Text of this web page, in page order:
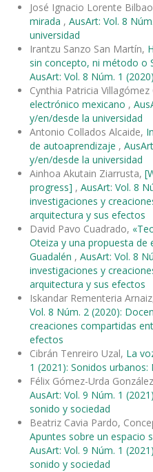
José Ignacio Lorente
mirada , AusArt: Vol. 8
universidad
Irantzu Sanzo San Martín,
sin concepto, ni método o
AusArt: Vol. 8 Núm. 1
Cynthia Patricia Villagómez
electrónico mexicano ,
y/en/desde la universidad
Antonio Collados Alcaide,
de autoaprendizaje ,
y/en/desde la universidad
Ainhoa Akutain Ziarrusta,
progress] , AusArt: Vol. 8
investigaciones y
arquitectura y sus efectos
David Pavo Cuadrado,
Oteiza y una propuesta de
Guadalén , AusArt: Vol. 8
investigaciones y
arquitectura y sus efectos
Iskandar Rementeria
Vol. 8 Núm. 2 (2020):
creaciones compartidas
efectos
Cibrán Tenreiro Uzal, La
1 (2021): Sonidos
Félix Gómez-Urda
AusArt: Vol. 9 Núm. 1
sonido y sociedad
Beatriz Cavia Pardo,
Apuntes sobre un espacio
AusArt: Vol. 9 Núm. 1
sonido y sociedad